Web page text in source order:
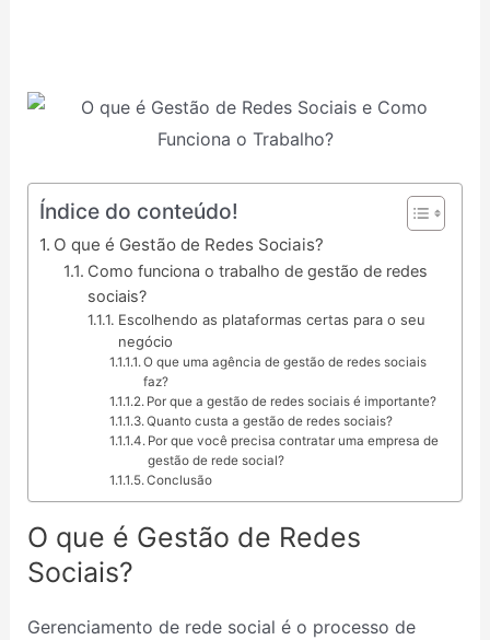
Índice do conteúdo!
O que é Gestão de Redes Sociais?
Como funciona o trabalho de gestão de redes
sociais?
Escolhendo as plataformas certas para o seu
negócio
O que uma agência de gestão de redes sociais
faz?
Por que a gestão de redes sociais é importante?
Quanto custa a gestão de redes sociais?
Por que você precisa contratar uma empresa de
gestão de rede social?
Conclusão
O que é Gestão de Redes
Sociais?
Gerenciamento de rede social é o processo de